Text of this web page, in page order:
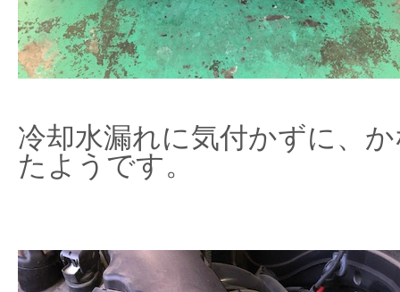
冷却水漏れに気付かずに、
たようです。